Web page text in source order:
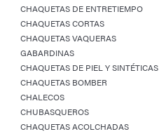
CHAQUETAS DE ENTRETIEMPO
CHAQUETAS CORTAS
CHAQUETAS VAQUERAS
GABARDINAS
CHAQUETAS DE PIEL Y SINTÉTICAS
CHAQUETAS BOMBER
CHALECOS
CHUBASQUEROS
CHAQUETAS ACOLCHADAS